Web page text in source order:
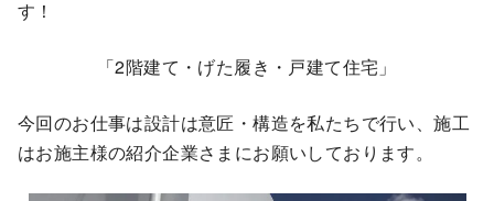
す！
「2階建て・げた履き・戸建て住宅」
今回のお仕事は設計は意匠・構造を私たちで行い、施工
はお施主様の紹介企業さまにお願いしております。